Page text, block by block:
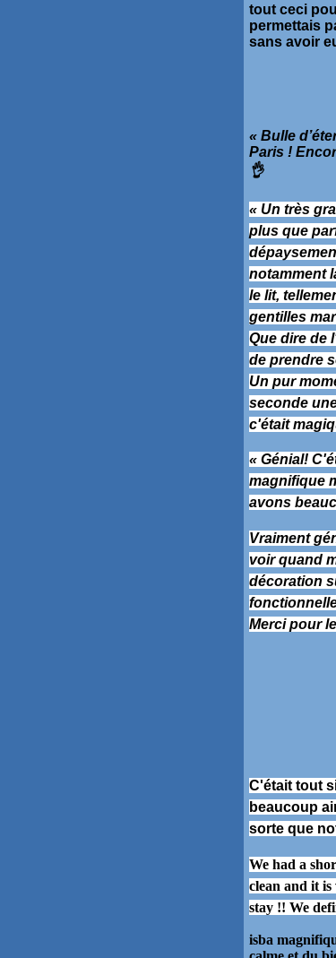
tout ceci
permettais
sans avoir
« Bulle
Paris !
👌
« Un très
plus que
notamment
le lit,
gentilles
Que dire de
de prendre
Un pur
seconde
c'était
« Génial!
magnifique
avons
Vraiment
voir quand
décoration
Merci pour
C'était tout
beaucoup
sorte que
We had a
clean and it
stay !! We
isba